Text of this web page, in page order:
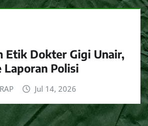
Etik Dokter Gigi Unair,
Laporan Polisi
Jul 14, 2026